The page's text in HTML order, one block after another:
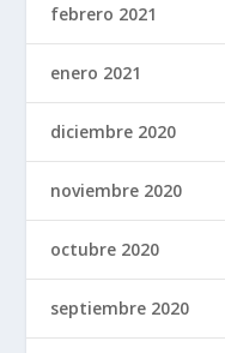
febrero 2021
enero 2021
diciembre 2020
noviembre 2020
octubre 2020
septiembre 2020